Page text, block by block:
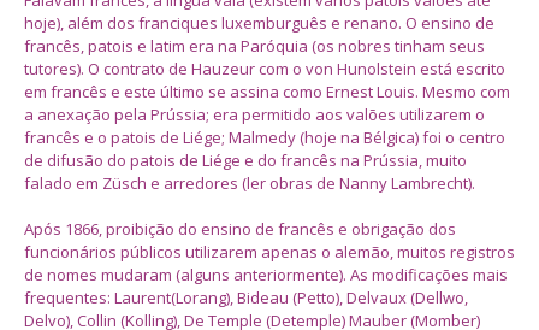
hoje), além dos franciques luxemburguês e renano. O ensino de
francês, patois e latim era na Paróquia (os nobres tinham seus
tutores). O contrato de Hauzeur com o von Hunolstein está escrito
em francês e este último se assina como Ernest Louis. Mesmo com
a anexação pela Prússia; era permitido aos valões utilizarem o
francês e o patois de Liége; Malmedy (hoje na Bélgica) foi o centro
de difusão do patois de Liége e do francês na Prússia, muito
falado em Züsch e arredores (ler obras de Nanny Lambrecht).
Após 1866, proibição do ensino de francês e obrigação dos
funcionários públicos utilizarem apenas o alemão, muitos registros
de nomes mudaram (alguns anteriormente). As modificações mais
frequentes: Laurent(Lorang), Bideau (Petto), Delvaux (Dellwo,
Delvo), Collin (Kolling), De Temple (Detemple) Mauber (Momber)